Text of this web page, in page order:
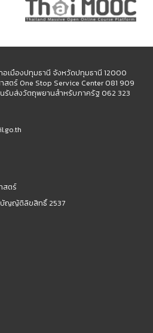
ภอเมืองปทุมธานี จังหวัดปทุมธานี 12000
ตร์ One Stop Service Center 081 909
นรับส่งวัตถุพยานสำหรับภาครัฐ 062 323
สตร์
บัญญัติลิขสิทธิ์ 2537